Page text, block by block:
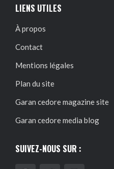
LIENS UTILES
À propos
Contact
Mentions légales
Plan du site
Garan cedore magazine site
Garan cedore media blog
SUIVEZ-NOUS SUR :